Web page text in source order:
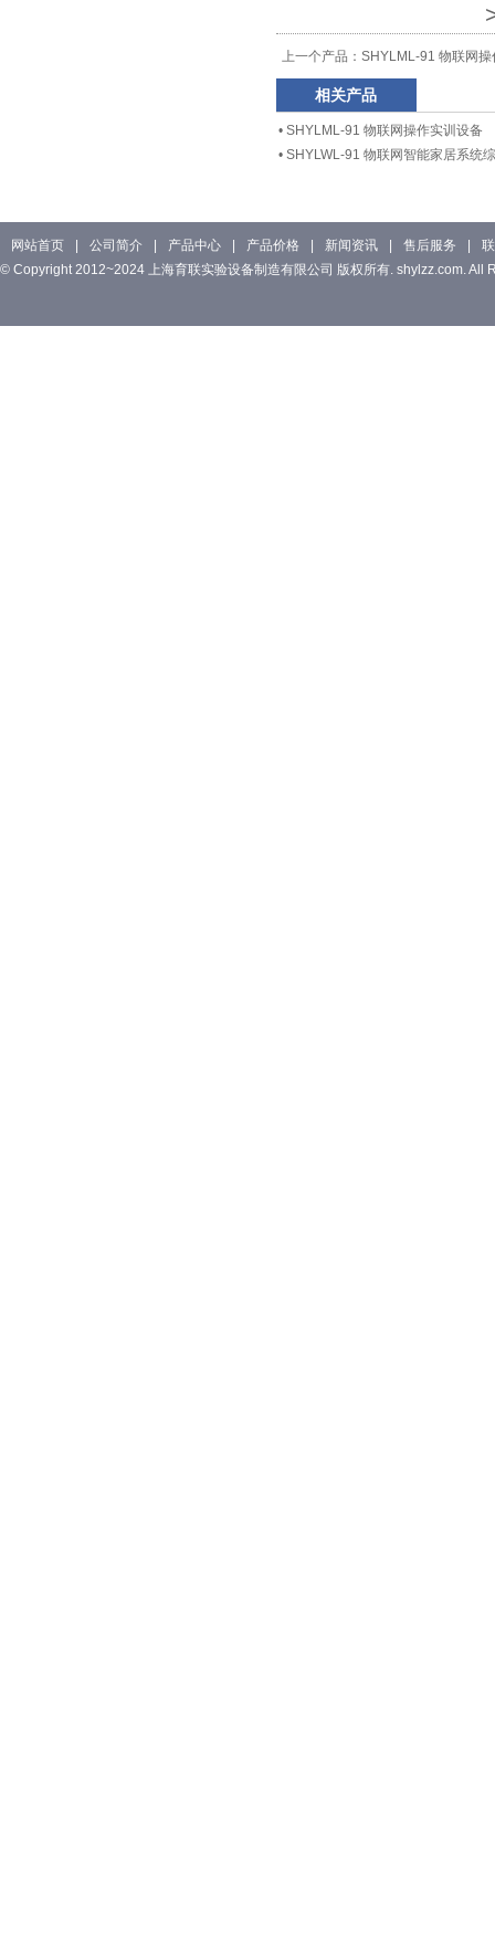
上一个产品： SHYLML-91 物联网操
相关产品
• SHYLML-91 物联网操作实训设备
• SHYLWL-91 物联网智能家居系统
网站首页 公司简介 产品中心 产品价格 新闻资讯 售后服务
© Copyright 2012~2024 上海育联实验设备制造有限公司 版权所有. shylzz.com. All